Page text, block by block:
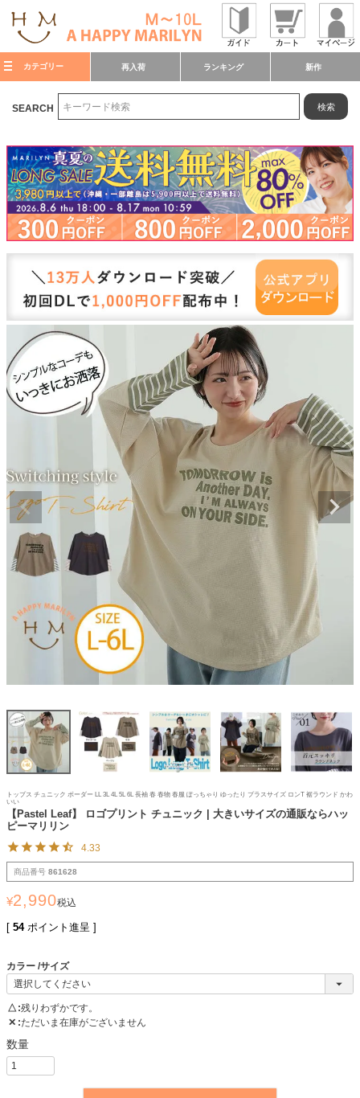
カテゴリー 再入荷 ランキング 新作
SEARCH 検索
トップス チュニック ボーダー LL 3L 4L 5L 6L 長袖 春 春物 春服 ぽっちゃり ゆったり プラスサイズ ロンT 裾ラウンド かわ
いい
【Pastel Leaf】 ロゴプリント チュニック | 大きいサイズの通販ならハッ
ピーマリリン
4.33
商品番号 861628
¥2,990税込
[ 54 ポイント進呈 ]
カラー サイズ
△ 残りわずかです。
✕ ただいま在庫がございません